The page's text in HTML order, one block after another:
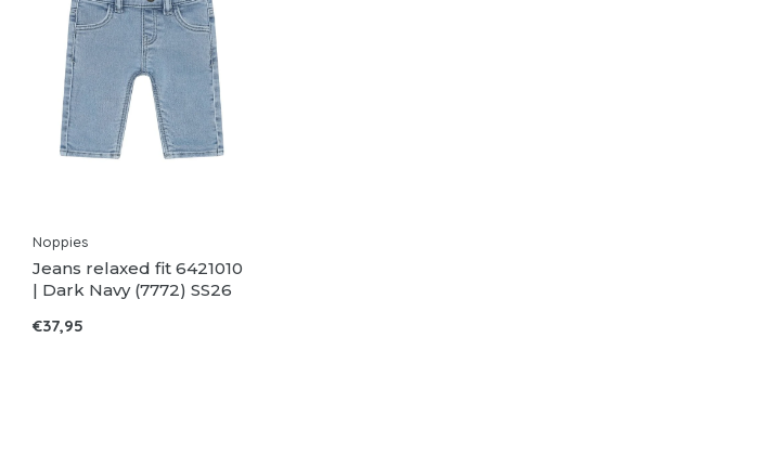
Noppies
Jeans relaxed fit 6421010
| Dark Navy (7772) SS26
€37,95